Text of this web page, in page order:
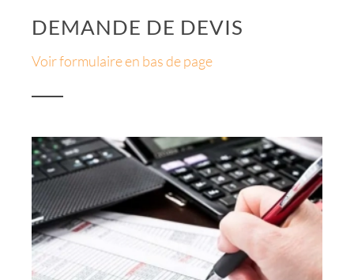
DEMANDE DE DEVIS
Voir formulaire en bas de page